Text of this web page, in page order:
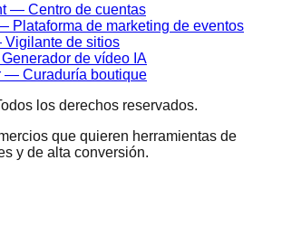
— Centro de cuentas
Plataforma de marketing de eventos
de sitios
de vídeo IA
— Curaduría boutique
los derechos reservados.
que quieren herramientas de
y de alta conversión.